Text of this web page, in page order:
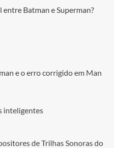
Batman e Superman?
e o erro corrigido em Man
inteligentes
de Trilhas Sonoras do